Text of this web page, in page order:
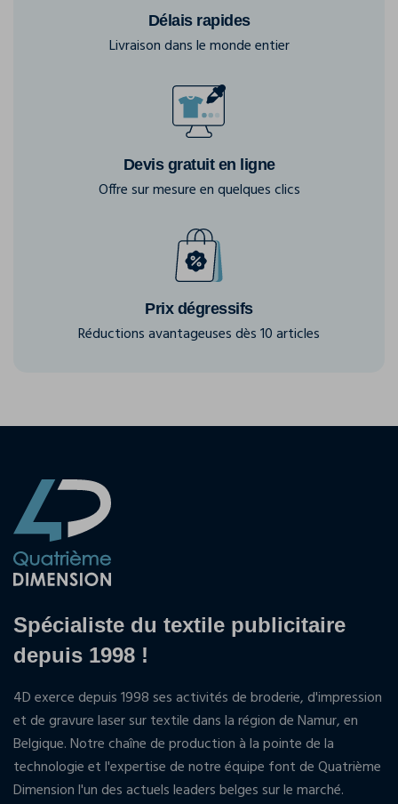
Délais rapides
Livraison dans le monde entier
Devis gratuit en ligne
Offre sur mesure en quelques clics
Prix dégressifs
Réductions avantageuses dès 10 articles
Spécialiste du textile publicitaire
depuis 1998 !
4D exerce depuis 1998 ses activités de broderie, d'impression
et de gravure laser sur textile dans la région de Namur, en
Belgique. Notre chaîne de production à la pointe de la
technologie et l'expertise de notre équipe font de Quatrième
Dimension l'un des actuels leaders belges sur le marché.